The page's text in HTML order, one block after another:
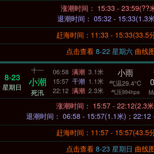
涨潮时间： 15:33 -
退潮时间： 05:32 - 15:33(1.3
赶海时间：11:33 - 15:33(33.5
点击查看
8-22 星期六 曲线
8-23
星期日
十一
小潮
死汛
06:58 满潮 3.1米
15:57 干潮 1.1米
22:12 满潮 2.3米
小雨
气温29.4°C
气压994hpa
涨潮时间： 15:57 - 22:12(2.3
退潮时间： 06:58 - 15:57(1.1米)；
赶海时间：11:57 - 15:57(43.5
点击查看
8-23 星期日 曲线